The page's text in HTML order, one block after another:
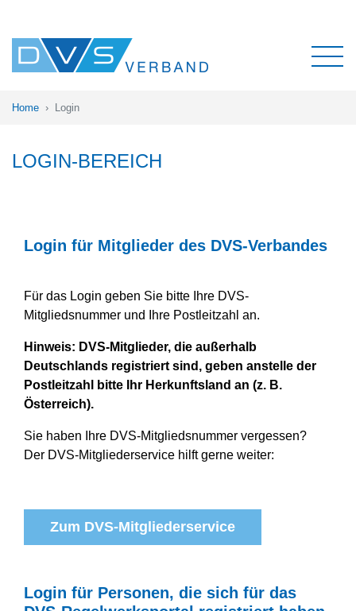
Home Login
LOGIN-BEREICH
Login für Mitglieder des DVS-Verbandes
Für das Login geben Sie bitte Ihre DVS-
Mitgliedsnummer und Ihre Postleitzahl an.
Hinweis: DVS-Mitglieder, die außerhalb
Deutschlands registriert sind, geben anstelle der
Postleitzahl bitte Ihr Herkunftsland an (z. B.
Österreich).
Sie haben Ihre DVS-Mitgliedsnummer vergessen?
Der DVS-Mitgliederservice hilft gerne weiter:
Zum DVS-Mitgliederservice
Login für Personen, die sich für das